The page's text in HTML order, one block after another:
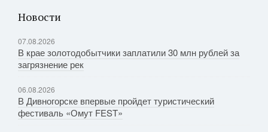
Новости
07.08.2026
В крае золотодобытчики заплатили 30 млн рублей за
загрязнение рек
06.08.2026
В Дивногорске впервые пройдет туристический
фестиваль «Омут FEST»